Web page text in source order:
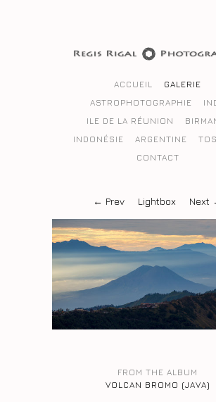
ACCUEIL
GALERIE
ASTROPHOTOGRAPHIE
ILE DE LA RÉUNION
INDONÉSIE
ARGENTINE
CONTACT
← Prev Lightbox Next
FROM THE ALBUM
VOLCAN BROMO (JAVA)